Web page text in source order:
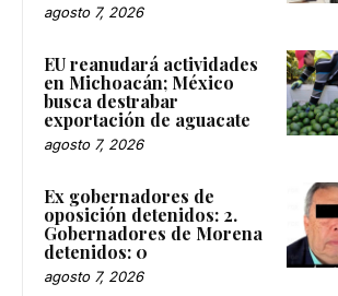
agosto 7, 2026
EU reanudará actividades
en Michoacán; México
busca destrabar
exportación de aguacate
agosto 7, 2026
Ex gobernadores de
oposición detenidos: 2.
Gobernadores de Morena
detenidos: 0
agosto 7, 2026